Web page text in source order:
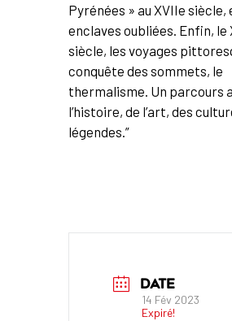
Pyrénées » au XVIIe siècle,
enclaves oubliées. Enfin, le
siècle, les voyages
conquête des sommets, le
thermalisme. Un parcours
l’histoire, de l’art, des
légendes.”
DATE
14 Fév 2023
Expiré!